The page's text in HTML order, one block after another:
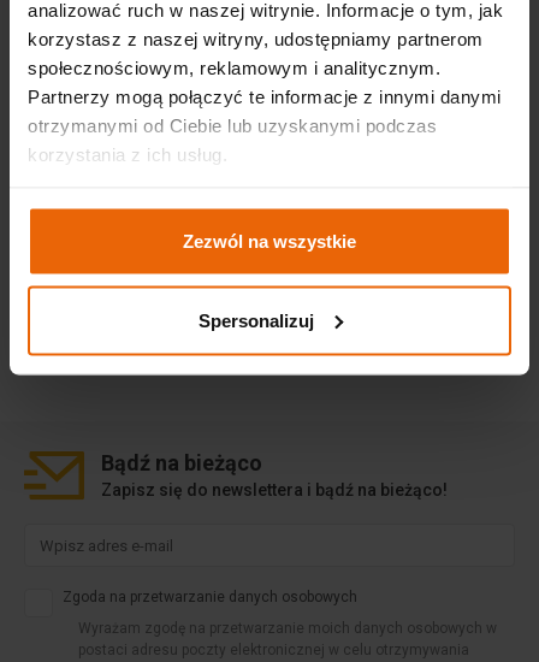
analizować ruch w naszej witrynie. Informacje o tym, jak
korzystasz z naszej witryny, udostępniamy partnerom
społecznościowym, reklamowym i analitycznym.
Partnerzy mogą połączyć te informacje z innymi danymi
otrzymanymi od Ciebie lub uzyskanymi podczas
korzystania z ich usług.
Zezwól na wszystkie
Spersonalizuj
Bądź na bieżąco
Zapisz się do newslettera i bądź na bieżąco!
Zgoda na przetwarzanie danych osobowych
Wyrażam zgodę na przetwarzanie moich danych osobowych w
postaci adresu poczty elektronicznej w celu otrzymywania